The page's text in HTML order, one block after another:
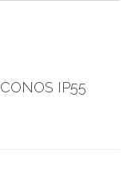
IP55